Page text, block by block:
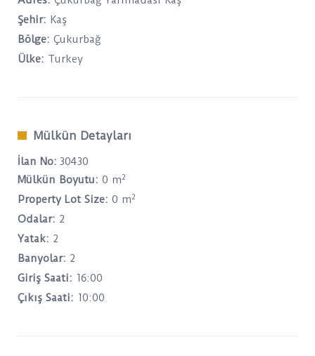
Şehir: Kaş
Bölge: Çukurbağ
Ülke: Turkey
Mülkün Detayları
İlan No: 30430
Mülkün Boyutu: 0 m2
Property Lot Size: 0 m2
Odalar: 2
Yatak: 2
Banyolar: 2
Giriş Saati: 16:00
Çıkış Saati: 10:00